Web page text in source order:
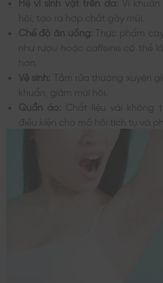
hôi, tạo ra hợp chất gây mùi.
Chế độ ăn uống: Thực phẩm
như rượu hoặc caffeine có thể
hơn.
Vệ sinh: Tắm rửa thường xuyên
khuẩn, giảm mùi hôi.
Quần áo: Chất liệu vải không
điều kiện cho mồ hôi tích tụ và